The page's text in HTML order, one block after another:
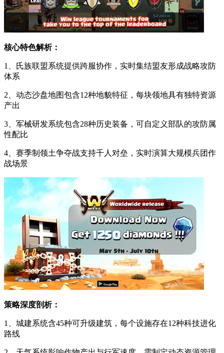
核心特色解析：
1、氏族联盟系统提供跨服协作，实时集结盟友形成战略攻防
体系
2、动态沙盘地图包含12种地貌特征，每块领地具有独特资源
产出
3、军械研发系统包含28种历史装备，可自定义部队的攻防属
性配比
4、赛季制领土争夺战支持千人对垒，实时演算大规模兵团作
战场景
策略深度剖析：
1、城建系统含45种可升级建筑，每个设施存在12种科技进化
路线